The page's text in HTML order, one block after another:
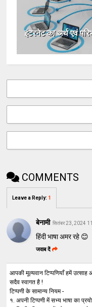
इंटरनेट का अर्थ एवं
COMMENTS
Leave a Reply: 1
बेनामी सितंबर 23, 2024
हिंदी भाषा अमर रहे 😊
जवाब दें
आपकी मूल्यवान टिप्पणियाँ हमें
सदैव स्वागत है !
टिप्पणी के सामान्य नियम -
१. अपनी टिप्पणी में सभ्य भाषा का